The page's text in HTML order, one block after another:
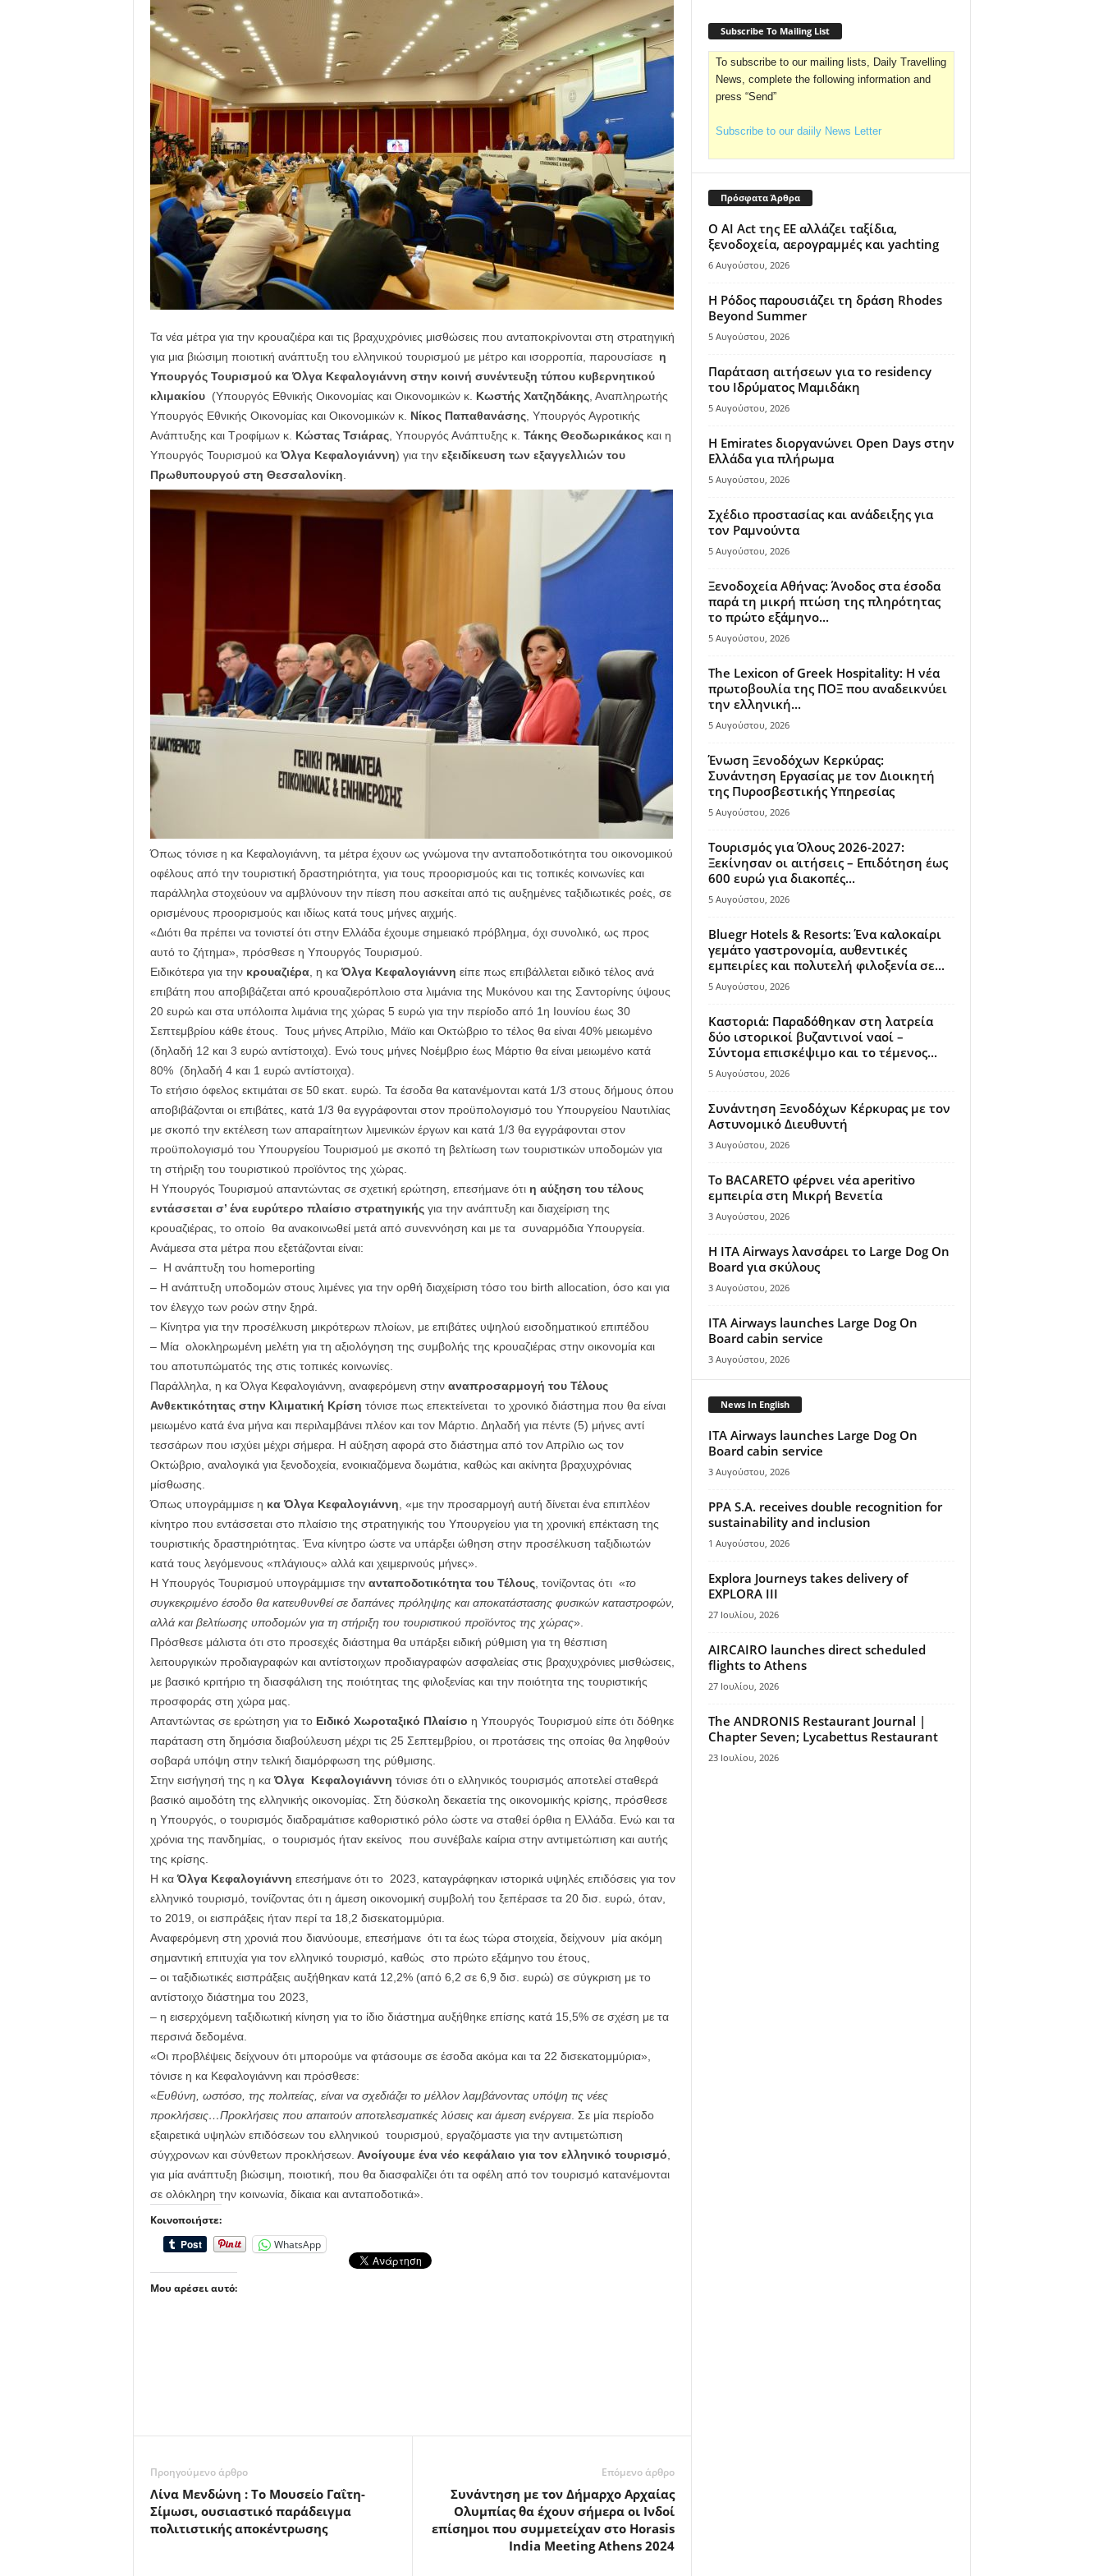
Τα νέα μέτρα για την κρουαζιέρα και τις βραχυχρόνιες μισθώσεις που ανταποκρίνονται στη στρατηγική
για μια βιώσιμη ποιοτική ανάπτυξη του ελληνικού τουρισμού με μέτρο και ισορροπία, παρουσίασε η
Υπουργός Τουρισμού κα Όλγα Κεφαλογιάννη στην κοινή συνέντευξη τύπου κυβερνητικού
κλιμακίου(Υπουργός Εθνικής Οικονομίας και Οικονομικών κ. Κωστής Χατζηδάκης, Αναπληρωτής
Υπουργός Εθνικής Οικονομίας και Οικονομικών κ. Νίκος Παπαθανάσης, Υπουργός Αγροτικής
Ανάπτυξης και Τροφίμων κ. Κώστας Τσιάρας, Υπουργός Ανάπτυξης κ. Τάκης Θεοδωρικάκοςκαι η
Υπουργός Τουρισμού καΌλγα Κεφαλογιάννη) για την εξειδίκευση των εξαγγελλιών του
Πρωθυπουργού στη Θεσσαλονίκη
Όπως τόνισε η κα Κεφαλογιάννη, τα μέτρα έχουν ως γνώμονα την ανταποδοτικότητα του οικονομικού
οφέλους από την τουριστική δραστηριότητα, για τους προορισμούς και τις τοπικές κοινωνίες και
παράλληλα στοχεύουν να αμβλύνουν την πίεση που ασκείται από τις αυξημένες ταξιδιωτικές ροές, σε
ορισμένους προορισμούς και ιδίως κατά τους μήνες αιχμής.
«Διότι θα πρέπει να τονιστεί ότι στην Ελλάδα έχουμε σημειακό πρόβλημα, όχι συνολικό, ως προς
αυτό το ζήτημα», πρόσθεσε η Υπουργός Τουρισμού.
Ειδικότερα για την κρουαζιέρα, η καΌλγα Κεφαλογιάννη είπε πως επιβάλλεται ειδικό τέλος ανά
επιβάτη που αποβιβάζεται από κρουαζιερόπλοιο στα λιμάνια της Μυκόνου και της Σαντορίνης ύψους
20 ευρώ και στα υπόλοιπα λιμάνια της χώρας 5 ευρώ για την περίοδο από 1η Ιουνίου έως 30
Σεπτεμβρίου κάθε έτους. Τους μήνες Απρίλιο, Μάϊο και Οκτώβριο το τέλος θα είναι 40% μειωμένο
(δηλαδή 12 και 3 ευρώ αντίστοιχα). Ενώ τους μήνες Νοέμβριο έως Μάρτιο θα είναι μειωμένο κατά
80% (δηλαδή 4 και 1 ευρώ αντίστοιχα).
Το ετήσιο όφελος εκτιμάται σε 50 εκατ. ευρώ. Τα έσοδα θα κατανέμονται κατά 1/3 στους δήμους όπου
αποβιβάζονται οι επιβάτες, κατά 1/3 θα εγγράφονται στον προϋπολογισμό του Υπουργείου Ναυτιλίας
με σκοπό την εκτέλεση των απαραίτητων λιμενικών έργων και κατά 1/3 θα εγγράφονται στον
προϋπολογισμό του Υπουργείου Τουρισμού με σκοπό τη βελτίωση των τουριστικών υποδομών για
τη στήριξη του τουριστικού προϊόντος της χώρας.
Η Υπουργός Τουρισμού απαντώντας σε σχετική ερώτηση, επεσήμανε ότι η αύξηση του τέλους
εντάσσεται σ’ ένα ευρύτερο πλαίσιο στρατηγικήςγια την ανάπτυξη και διαχείριση της
κρουαζιέρας, το οποίο θα ανακοινωθεί μετά από συνεννόηση και με τα συναρμόδια Υπουργεία.
Ανάμεσα στα μέτρα που εξετάζονται είναι:
– Η ανάπτυξη του homeporting
– Η ανάπτυξη υποδομών στους λιμένες για την ορθή διαχείριση τόσο του birth allocation, όσο και για
τον έλεγχο των ροών στην ξηρά.
– Κίνητρα για την προσέλκυση μικρότερων πλοίων, με επιβάτες υψηλού εισοδηματικού επιπέδου
– Μία ολοκληρωμένη μελέτη για τη αξιολόγηση της συμβολής της κρουαζιέρας στην οικονομία και
του αποτυπώματός της στις τοπικές κοινωνίες.
Παράλληλα, η κα Όλγα Κεφαλογιάννη, αναφερόμενη στηναναπροσαρμογή του Τέλους
Ανθεκτικότητας στην Κλιματική Κρίση τόνισε πως επεκτείνεται το χρονικό διάστημα που θα είναι
μειωμένο κατά ένα μήνα και περιλαμβάνει πλέον και τον Μάρτιο. Δηλαδή για πέντε (5) μήνες αντί
τεσσάρων που ισχύει μέχρι σήμερα. Η αύξηση αφορά στο διάστημα από τον Απρίλιο ως τον
Οκτώβριο, αναλογικά για ξενοδοχεία, ενοικιαζόμενα δωμάτια, καθώς και ακίνητα βραχυχρόνιας
μίσθωσης.
Όπως υπογράμμισε η κα Όλγα Κεφαλογιάννη , «με την προσαρμογή αυτή δίνεται ένα επιπλέον
κίνητρο που εντάσσεται στο πλαίσιο της στρατηγικής του Υπουργείου για τη χρονική επέκταση της
τουριστικής δραστηριότητας. Ένα κίνητρο ώστε να υπάρξει ώθηση στην προσέλκυση ταξιδιωτών
κατά τους λεγόμενους «πλάγιους» αλλά και χειμερινούς μήνες».
Η Υπουργός Τουρισμού υπογράμμισε την ανταποδοτικότητα του Τέλους, τονίζοντας ότι «το
συγκεκριμένο έσοδο θα κατευθυνθεί σε δαπάνες πρόληψης και αποκατάστασης φυσικών καταστροφών,
αλλά και βελτίωσης υποδομών για τη στήριξη του τουριστικού προϊόντος της χώρας».
Πρόσθεσε μάλιστα ότι στο προσεχές διάστημα θα υπάρξει ειδική ρύθμιση για τη θέσπιση
λειτουργικών προδιαγραφών και αντίστοιχων προδιαγραφών ασφαλείας στις βραχυχρόνιες μισθώσεις,
με βασικό κριτήριο τη διασφάλιση της ποιότητας της φιλοξενίας και την ποιότητα της τουριστικής
προσφοράς στη χώρα μας.
Απαντώντας σε ερώτηση για το Ειδικό Χωροταξικό Πλαίσιο η Υπουργός Τουρισμού είπε ότι δόθηκε
παράταση στη δημόσια διαβούλευση μέχρι τις 25 Σεπτεμβρίου, οι προτάσεις της οποίας θα ληφθούν
σοβαρά υπόψη στην τελική διαμόρφωση της ρύθμισης.
Στην εισήγησή της η καΌλγα Κεφαλογιάννη τόνισε ότι ο ελληνικός τουρισμός αποτελεί σταθερά
βασικό αιμοδότη της ελληνικής οικονομίας. Στη δύσκολη δεκαετία της οικονομικής κρίσης, πρόσθεσε
η Υπουργός, ο τουρισμός διαδραμάτισε καθοριστικό ρόλο ώστε να σταθεί όρθια η Ελλάδα. Ενώ και τα
χρόνια της πανδημίας, ο τουρισμός ήταν εκείνος που συνέβαλε καίρια στην αντιμετώπιση και αυτής
της κρίσης.
Η καΌλγα Κεφαλογιάννη επεσήμανε ότι το 2023, καταγράφηκαν ιστορικά υψηλές επιδόσεις για τον
ελληνικό τουρισμό, τονίζοντας ότι η άμεση οικονομική συμβολή του ξεπέρασε τα 20 δισ. ευρώ, όταν,
το 2019, οι εισπράξεις ήταν περί τα 18,2 δισεκατομμύρια.
Αναφερόμενη στη χρονιά που διανύουμε, επεσήμανε ότι τα έως τώρα στοιχεία, δείχνουν μία ακόμη
σημαντική επιτυχία για τον ελληνικό τουρισμό, καθώς στο πρώτο εξάμηνο του έτους,
– οι ταξιδιωτικές εισπράξεις αυξήθηκαν κατά 12,2% (από 6,2 σε 6,9 δισ. ευρώ) σε σύγκριση με το
αντίστοιχο διάστημα του 2023,
– η εισερχόμενη ταξιδιωτική κίνηση για το ίδιο διάστημα αυξήθηκε επίσης κατά 15,5% σε σχέση με τα
περσινά δεδομένα.
«Οι προβλέψεις δείχνουν ότι μπορούμε να φτάσουμε σε έσοδα ακόμα και τα 22 δισεκατομμύρια»,
τόνισε η κα Κεφαλογιάννη και πρόσθεσε:
«Ευθύνη, ωστόσο, της πολιτείας, είναι να σχεδιάζει το μέλλον λαμβάνοντας υπόψη τις νέες
προκλήσεις…Προκλήσεις που απαιτούν αποτελεσματικές λύσεις και άμεση ενέργεια. Σε μία περίοδο
εξαιρετικά υψηλών επιδόσεων του ελληνικού τουρισμού, εργαζόμαστε για την αντιμετώπιση
σύγχρονων και σύνθετων προκλήσεων. Ανοίγουμε ένα νέο κεφάλαιο για τον ελληνικό τουρισμό
για μία ανάπτυξη βιώσιμη, ποιοτική, που θα διασφαλίζει ότι τα οφέλη από τον τουρισμό κατανέμονται
σε ολόκληρη την κοινωνία, δίκαια και ανταποδοτικά».
Κοινοποιήστε:
WhatsApp
Μου αρέσει αυτό:
Προηγούμενο άρθρο
Λίνα Μενδώνη : Το Μουσείο Γαΐτη-
Σίμωσι, ουσιαστικό παράδειγμα
πολιτιστικής αποκέντρωσης
Επόμενο άρθρο
Συνάντηση με τον Δήμαρχο Αρχαίας
Ολυμπίας θα έχουν σήμερα οι Ινδοί
επίσημοι που συμμετείχαν στο Horasis
India Meeting Athens 2024
Subscribe To Mailing List
To subscribe to our mailing lists, Daily Travelling
News, complete the following information and
press “Send”
Subscribe to our daiily News Letter
Πρόσφατα Άρθρα
Ο AI Act της ΕΕ αλλάζει ταξίδια,
ξενοδοχεία, αερογραμμές και yachting
6 Αυγούστου, 2026
Η Ρόδος παρουσιάζει τη δράση Rhodes
Beyond Summer
5 Αυγούστου, 2026
Παράταση αιτήσεων για το residency
του Ιδρύματος Μαμιδάκη
5 Αυγούστου, 2026
Η Emirates διοργανώνει Open Days στην
Ελλάδα για πλήρωμα
5 Αυγούστου, 2026
Σχέδιο προστασίας και ανάδειξης για
τον Ραμνούντα
5 Αυγούστου, 2026
Ξενοδοχεία Αθήνας: Άνοδος στα έσοδα
παρά τη μικρή πτώση της πληρότητας
το πρώτο εξάμηνο...
5 Αυγούστου, 2026
The Lexicon of Greek Hospitality: Η νέα
πρωτοβουλία της ΠΟΞ που αναδεικνύει
την ελληνική...
5 Αυγούστου, 2026
Ένωση Ξενοδόχων Κερκύρας:
Συνάντηση Εργασίας με τον Διοικητή
της Πυροσβεστικής Υπηρεσίας
5 Αυγούστου, 2026
Τουρισμός για Όλους 2026-2027:
Ξεκίνησαν οι αιτήσεις – Επιδότηση έως
600 ευρώ για διακοπές...
5 Αυγούστου, 2026
Bluegr Hotels & Resorts: Ένα καλοκαίρι
γεμάτο γαστρονομία, αυθεντικές
εμπειρίες και πολυτελή φιλοξενία σε...
5 Αυγούστου, 2026
Καστοριά: Παραδόθηκαν στη λατρεία
δύο ιστορικοί βυζαντινοί ναοί –
Σύντομα επισκέψιμο και το τέμενος...
5 Αυγούστου, 2026
Συνάντηση Ξενοδόχων Κέρκυρας με τον
Αστυνομικό Διευθυντή
3 Αυγούστου, 2026
Το BACARETO φέρνει νέα aperitivo
εμπειρία στη Μικρή Βενετία
3 Αυγούστου, 2026
Η ITA Airways λανσάρει το Large Dog On
Board για σκύλους
3 Αυγούστου, 2026
ITA Airways launches Large Dog On
Board cabin service
3 Αυγούστου, 2026
News In English
ITA Airways launches Large Dog On
Board cabin service
3 Αυγούστου, 2026
PPA S.A. receives double recognition for
sustainability and inclusion
1 Αυγούστου, 2026
Explora Journeys takes delivery of
EXPLORA III
27 Ιουλίου, 2026
AIRCAIRO launches direct scheduled
flights to Athens
27 Ιουλίου, 2026
The ANDRONIS Restaurant Journal |
Chapter Seven; Lycabettus Restaurant
23 Ιουλίου, 2026